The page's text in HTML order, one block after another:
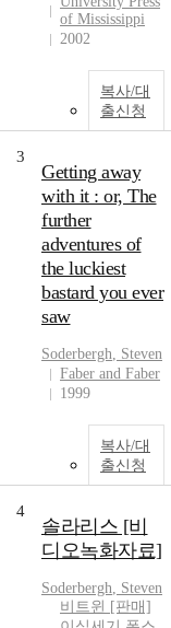
of Mississippi
2002
복사/대
출신청
3
Getting away
with it : or, The
further
adventures of
the luckiest
bastard you ever
saw
Soderbergh, Steven
Faber and Faber
1999
복사/대
출신청
4
솔라리스 [비
디오녹화자료]
Soderbergh, Steven
비트윈 [판매]